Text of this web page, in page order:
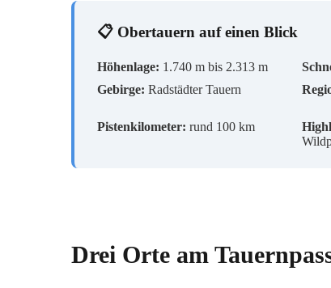
📋 Obertauern auf einen Blick
Höhenlage: 1.740 m bis 2.313 m
Gebirge: Radstädter Tauern
Pistenkilometer: rund 100 km
Drei Orte am